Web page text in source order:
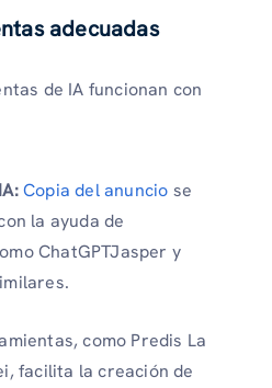
adecuadas
de IA funcionan con
Copia del anuncio se
la ayuda de
ChatGPTJasper y
como Predis La
facilita la creación de